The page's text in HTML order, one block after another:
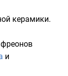
керамики.
фреонов
и